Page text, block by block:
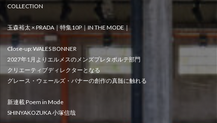
COLLECTION
玉森裕太 × PRADA｜特集10P｜IN THE MODE｜
Close-up: WALES BONNER
2027年1月よりエルメスのメンズプレタポルテ部門
クリエーティブディレクターとなる
グレース・ウェールズ・バナーの創作の真髄に触れる
新連載 Poem in Mode
SHINYAKOZUKA 小塚信哉